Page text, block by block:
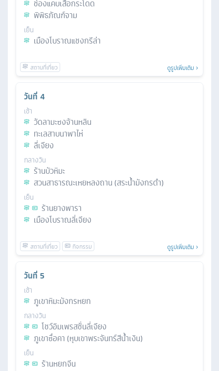
ช่องแคบเสือกระโดด
พิพิธภัณฑ์จาม
เย็น
เมืองโบราณแชงกรีล่า
ดูรูปเพิ่มเติม
วันที่ 4
เช้า
วัดลามะซงจ้านหลิน
ทะเลสาบนาพาไห่
ลี่เจียง
กลางวัน
ร้านบัวหิมะ
สวนสาธารณะเหยหลงถาน (สระน้ำมังกรดำ)
เย็น
ร้านยางพารา
เมืองโบราณลี่เจียง
ดูรูปเพิ่มเติม
วันที่ 5
เช้า
ภูเขาหิมะมังกรหยก
กลางวัน
โชว์อิมเพรสชั่นลี่เจียง
ภูเขาซื่อคา (หุบเขาพระจันทร์สีน้ำเงิน)
เย็น
ร้านหยกจีน